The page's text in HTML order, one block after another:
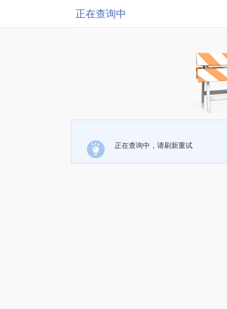
正在查询中
正在查询中，请刷新重试